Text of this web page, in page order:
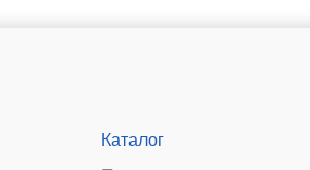
Каталог